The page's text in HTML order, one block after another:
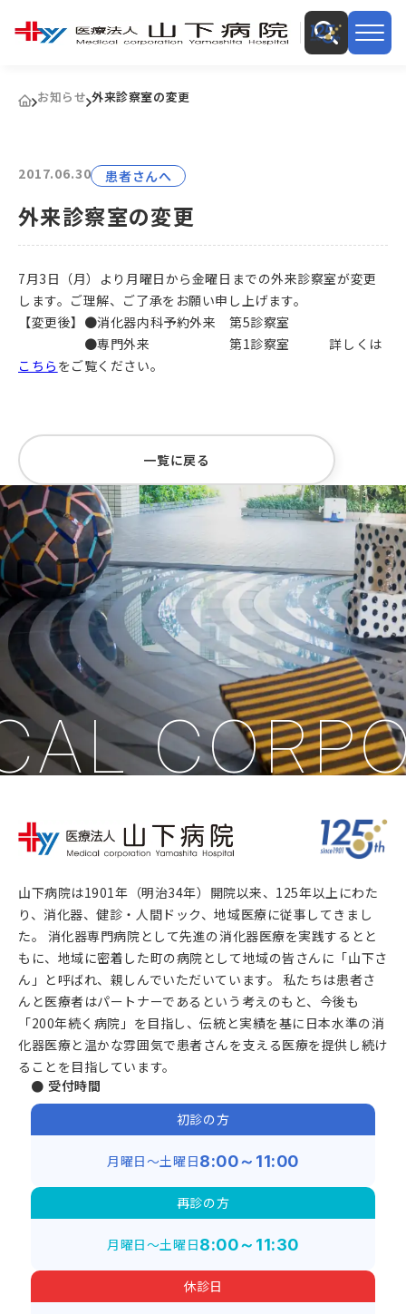
お知らせ 外来診察室の変更
2017.06.30 患者さんへ
外来診察室の変更
7月3日（月）より月曜日から金曜日までの外来診察室が変更
します。ご理解、ご了承をお願い申し上げます。
【変更後】●消化器内科予約外来 第5診察室
●専門外来 第1診察室 詳しくは
こちら をご覧ください。
一覧に戻る
山下病院は1901年（明治34年）開院以来、125年以上にわた
り、消化器、健診・人間ドック、地域医療に従事してきまし
た。 消化器専門病院として先進の消化器医療を実践するとと
もに、地域に密着した町の病院として地域の皆さんに「山下さ
ん」と呼ばれ、親しんでいただいています。 私たちは患者さ
んと医療者はパートナーであるという考えのもと、今後も
「200年続く病院」を目指し、伝統と実績を基に日本水準の消
化器医療と温かな雰囲気で患者さんを支える医療を提供し続け
ることを目指しています。
● 受付時間
初診の方
月曜日～土曜日8:00～11:00
再診の方
月曜日～土曜日8:00～11:30
休診日